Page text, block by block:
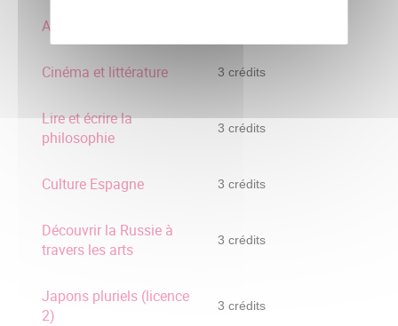
Art et culture arabe
Cinéma et littérature 3 crédits
Lire et écrire la
philosophie
3 crédits
Culture Espagne 3 crédits
Découvrir la Russie à
travers les arts
3 crédits
Japons pluriels (licence
2)
3 crédits